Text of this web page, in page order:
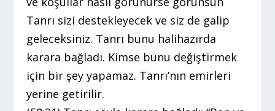
Tanrı sizi destekleyecek ve siz de galip
geleceksiniz. Tanrı bunu halihazırda
karara bağladı. Kimse bunu değiştirmek
için bir şey yapamaz. Tanrı’nın emirleri
yerine getirilir.